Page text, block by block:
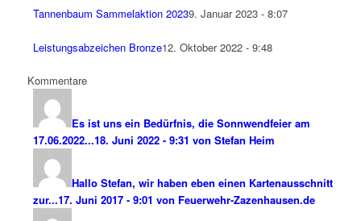
Tannenbaum Sammelaktion 20239. Januar 2023 - 8:07
Leistungsabzeichen Bronze12. Oktober 2022 - 9:48
Kommentare
Es ist uns ein Bedürfnis, die Sonnwendfeier am
17.06.2022...18. Juni 2022 - 9:31 von Stefan Heim
Hallo Stefan, wir haben eben einen Kartenausschnitt
zur...17. Juni 2017 - 9:01 von Feuerwehr-Zazenhausen.de